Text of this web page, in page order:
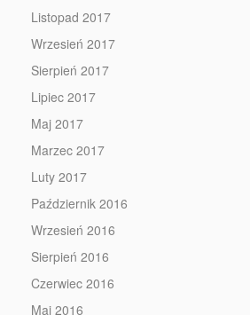
Listopad 2017
Wrzesień 2017
Sierpień 2017
Lipiec 2017
Maj 2017
Marzec 2017
Luty 2017
Październik 2016
Wrzesień 2016
Sierpień 2016
Czerwiec 2016
Maj 2016